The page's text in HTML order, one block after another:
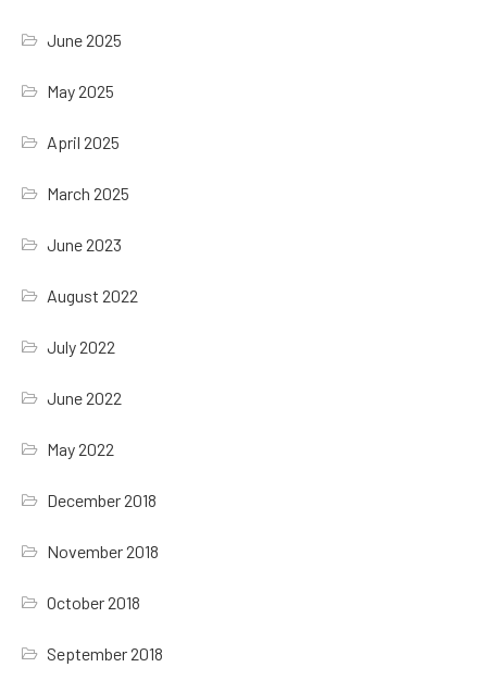
June 2025
May 2025
April 2025
March 2025
June 2023
August 2022
July 2022
June 2022
May 2022
December 2018
November 2018
October 2018
September 2018